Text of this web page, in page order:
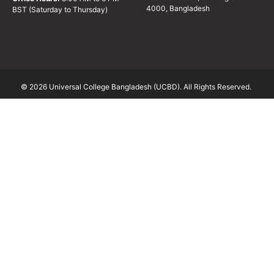
BST (Saturday to Thursday)
4000, Bangladesh
© 2026 Universal College Bangladesh (UCBD). All Rights Reserved.